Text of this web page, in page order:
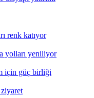
renk katıyor
yolları yeniliyor
için güç birliği